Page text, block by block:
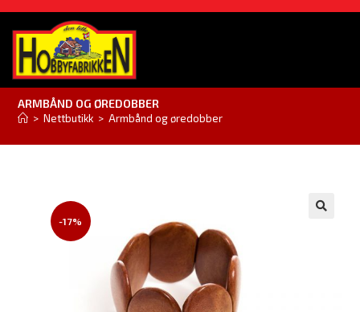
ARMBÅND OG ØREDOBBER
> Nettbutikk > Armbånd og øredobber
-17%